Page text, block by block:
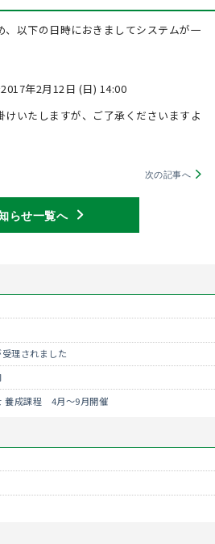
、以下の日時におきましてシステムが一
年2月12日 (日) 14:00
いたしますが、ご了承くださいますよ
次の記事へ
らせ一覧へ
理されました
養成課程 4月～9月開催